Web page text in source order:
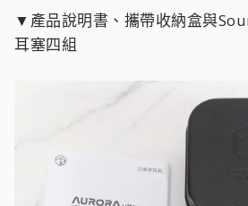
▼產品說明書、攜帶收納盒與
耳塞四組